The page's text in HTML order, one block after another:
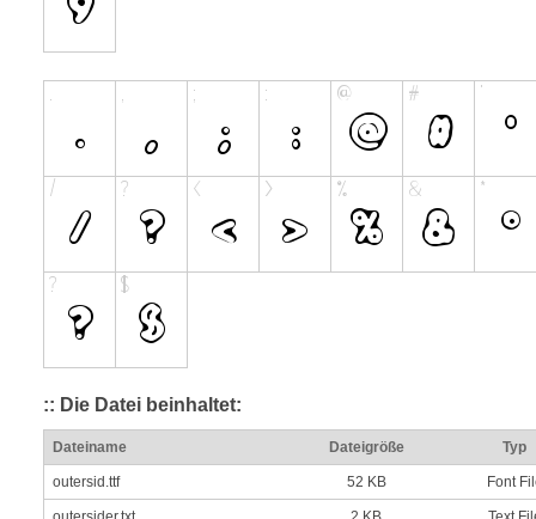
:: Die Datei beinhaltet:
Dateiname Dateigröße Typ
outersid.ttf 52 KB Font